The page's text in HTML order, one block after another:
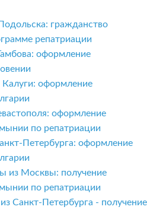
гражданство
репатриации
оформление
Калуги: оформление
оформление
по репатриации
Петербурга: оформление
из Москвы: получение
по репатриации
Санкт-Петербурга - получение